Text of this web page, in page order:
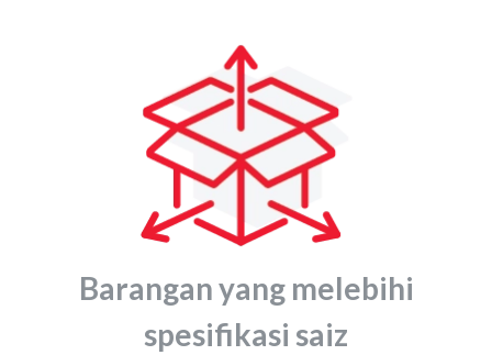
Barangan yang melebihi
spesifikasi saiz